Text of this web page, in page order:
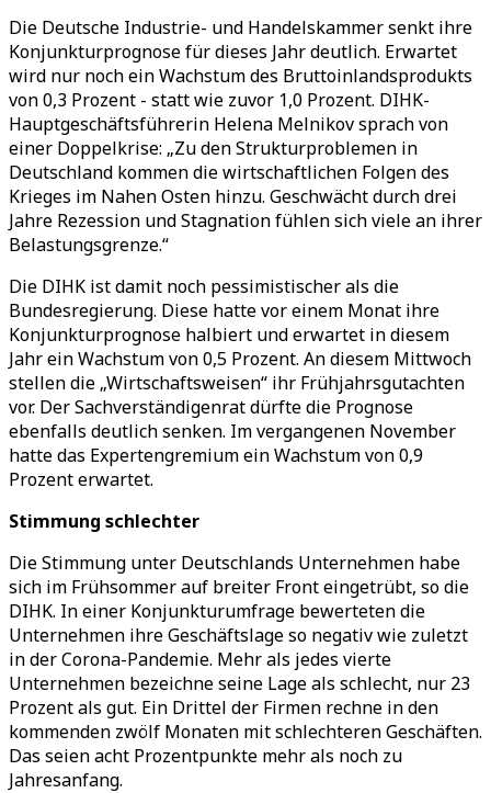
Die Deutsche Industrie- und Handelskammer senkt ihre
Konjunkturprognose für dieses Jahr deutlich. Erwartet
wird nur noch ein Wachstum des Bruttoinlandsprodukts
von 0,3 Prozent - statt wie zuvor 1,0 Prozent. DIHK-
Hauptgeschäftsführerin Helena Melnikov sprach von
einer Doppelkrise: „Zu den Strukturproblemen in
Deutschland kommen die wirtschaftlichen Folgen des
Krieges im Nahen Osten hinzu. Geschwächt durch drei
Jahre Rezession und Stagnation fühlen sich viele an ihrer
Belastungsgrenze.“
Die DIHK ist damit noch pessimistischer als die
Bundesregierung. Diese hatte vor einem Monat ihre
Konjunkturprognose halbiert und erwartet in diesem
Jahr ein Wachstum von 0,5 Prozent. An diesem Mittwoch
stellen die „Wirtschaftsweisen“ ihr Frühjahrsgutachten
vor. Der Sachverständigenrat dürfte die Prognose
ebenfalls deutlich senken. Im vergangenen November
hatte das Expertengremium ein Wachstum von 0,9
Prozent erwartet.
Stimmung schlechter
Die Stimmung unter Deutschlands Unternehmen habe
sich im Frühsommer auf breiter Front eingetrübt, so die
DIHK. In einer Konjunkturumfrage bewerteten die
Unternehmen ihre Geschäftslage so negativ wie zuletzt
in der Corona-Pandemie. Mehr als jedes vierte
Unternehmen bezeichne seine Lage als schlecht, nur 23
Prozent als gut. Ein Drittel der Firmen rechne in den
kommenden zwölf Monaten mit schlechteren Geschäften.
Das seien acht Prozentpunkte mehr als noch zu
Jahresanfang.